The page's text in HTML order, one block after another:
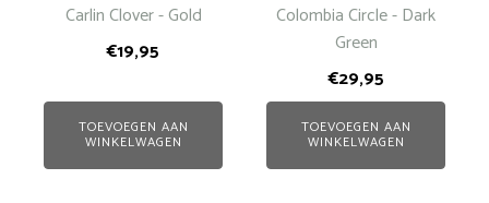
Carlin Clover - Gold
€19,95
TOEVOEGEN AAN
WINKELWAGEN
Colombia Circle - Dark
Green
€29,95
TOEVOEGEN AAN
WINKELWAGEN